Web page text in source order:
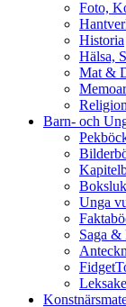
Foto,
Historia
Hälsa,
Mat &
Barn- och
Unga
Saga &